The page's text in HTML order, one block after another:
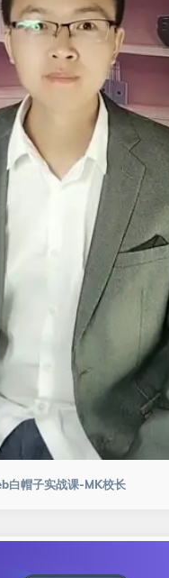
白帽子实战课-MK校长